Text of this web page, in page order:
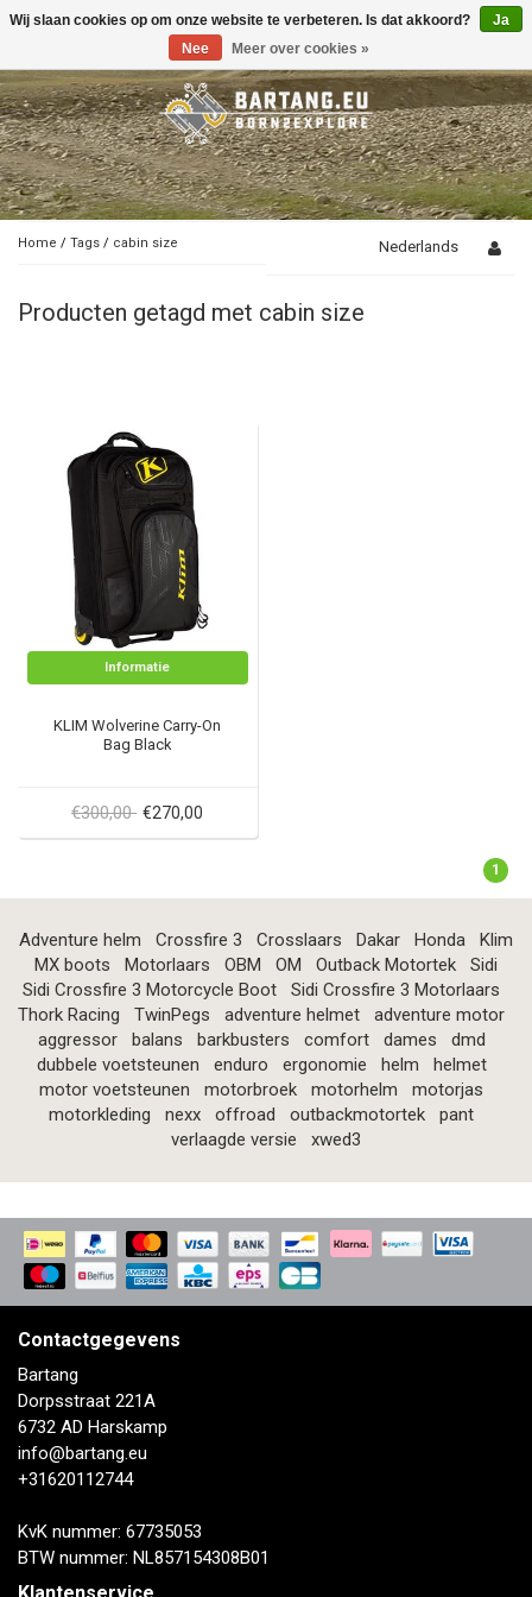
Toggle
Home / Tags / cabin size Nederlands
Producten getagd met cabin size
Informatie
KLIM Wolverine Carry-On
Bag Black
€300,00 €270,00
1
Adventure helm Crossfire 3 Crosslaars Dakar Honda
Klim
MX boots
Motorlaars OBM OM Outback Motortek
Sidi
Sidi Crossfire 3 Motorcycle Boot
Sidi Crossfire 3 Motorlaars
Thork Racing
TwinPegs adventure helmet
adventure motor
aggressor
balans barkbusters comfort dames
dmd
dubbele voetsteunen
enduro ergonomie helm
helmet
motor voetsteunen
motorbroek motorhelm
motorjas
motorkleding
nexx offroad outbackmotortek
pant
verlaagde versie
xwed3
Contactgegevens
Bartang
Dorpsstraat 221A
6732 AD Harskamp
info@bartang.eu
+31620112744
KvK nummer: 67735053
BTW nummer: NL857154308B01
Wij slaan cookies op om onze website te verbeteren. Is dat akkoord?
Ja
Nee
Meer over cookies »